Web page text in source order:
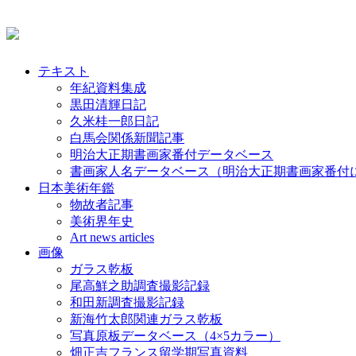
テキスト
年紀資料集成
黒田清輝日記
久米桂一郎日記
白馬会関係新聞記事
明治大正期書画家番付データベース
書画家人名データベース（明治大正期書画家番付
日本美術年鑑
物故者記事
美術界年史
Art news articles
画像
ガラス乾板
尾高鮮之助調査撮影記録
和田新調査撮影記録
新海竹太郎関連ガラス乾板
写真原板データベース（4×5カラー）
畑正吉フランス留学期写真資料